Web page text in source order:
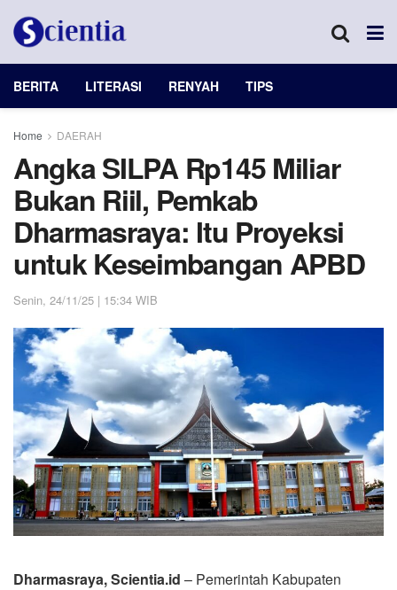
BERITA LITERASI RENYAH TIPS
Home DAERAH
Angka SILPA Rp145 Miliar
Bukan Riil, Pemkab
Dharmasraya: Itu Proyeksi
untuk Keseimbangan APBD
Senin, 24/11/25 | 15:34 WIB
Dharmasraya, Scientia.id – Pemerintah Kabupaten